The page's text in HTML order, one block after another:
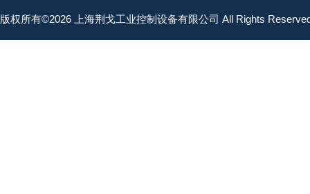
版权所有©2026 上海荆戈工业控制设备有限公司 All Rights